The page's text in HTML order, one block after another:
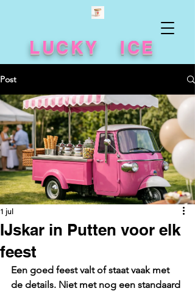
LUCKY ICE
Post
IJskar in Putten voor elk
feest
1 jul
Een goed feest valt of staat vaak met
de details. Niet met nog een standaard